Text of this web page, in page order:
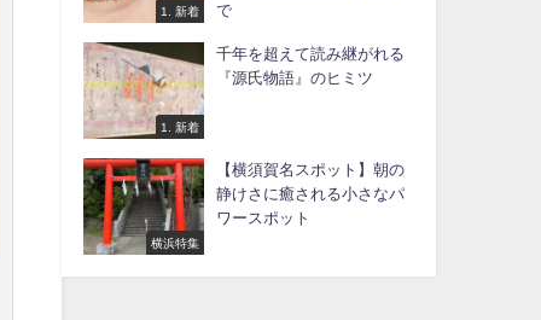
1. 新着
で
1. 新着
千年を超えて読み継がれる
『源氏物語』のヒミツ
横浜特集
【横須賀名スポット】朝の
静けさに癒される小さなパ
ワースポット